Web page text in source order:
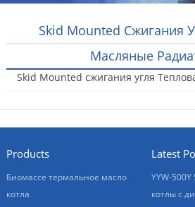
Skid Mounted Сжигания
Масляные
Skid Mounted сжигания угля
Products
Биомассе термальное масло
котла
Latest
YYW-
котлы с